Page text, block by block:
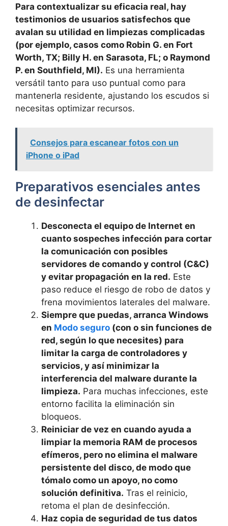
Para contextualizar su eficacia real, hay
testimonios de usuarios satisfechos que
avalan su utilidad en limpiezas complicadas
(por ejemplo, casos como Robin G. en Fort
Worth, TX; Billy H. en Sarasota, FL; o Raymond
P. en Southfield, MI). Es una herramienta
versátil tanto para uso puntual como para
mantenerla residente, ajustando los escudos si
necesitas optimizar recursos.
Consejos para escanear fotos con un
iPhone o iPad
Preparativos esenciales antes
de desinfectar
Desconecta el equipo de Internet en
cuanto sospeches infección para cortar
la comunicación con posibles
servidores de comando y control (C&C)
y evitar propagación en la red. Este
paso reduce el riesgo de robo de datos y
frena movimientos laterales del malware.
Siempre que puedas, arranca Windows
en Modo seguro (con o sin funciones de
red, según lo que necesites) para
limitar la carga de controladores y
servicios, y así minimizar la
interferencia del malware durante la
limpieza. Para muchas infecciones, este
entorno facilita la eliminación sin
bloqueos.
Reiniciar de vez en cuando ayuda a
limpiar la memoria RAM de procesos
efímeros, pero no elimina el malware
persistente del disco, de modo que
tómalo como un apoyo, no como
solución definitiva. Tras el reinicio,
retoma el plan de desinfección.
Haz copia de seguridad de tus datos